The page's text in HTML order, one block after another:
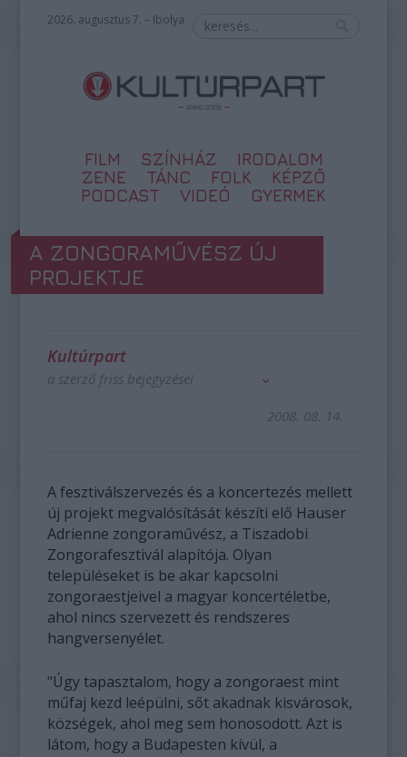
2026. augusztus 7. – Ibolya
FILM SZÍNHÁZ
IRODALOM
ZENE
TÁNC FOLK
KÉPZŐ
PODCAST
VIDEÓ GYERMEK
A ZONGORAMŰVÉSZ ÚJ
PROJEKTJE
Kultúrpart
a szerző friss bejegyzései
2008. 08. 14.
A fesztiválszervezés és a koncertezés mellett
új projekt megvalósítását készíti elő Hauser
Adrienne zongoraművész, a Tiszadobi
Zongorafesztivál alapítója. Olyan
településeket is be akar kapcsolni
zongoraestjeivel a magyar koncertéletbe,
ahol nincs szervezett és rendszeres
hangversenyélet.
"Úgy tapasztalom, hogy a zongoraest mint
műfaj kezd leépülni, sőt akadnak kisvárosok,
községek, ahol meg sem honosodott. Azt is
látom, hogy a Budapesten kívül, a